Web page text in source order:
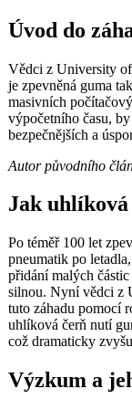
Úvod do
Vědci z University
je zpevněná guma
masivních
výpočetního času,
bezpečnějších a
Autor původního
Jak
Po téměř 100 let
pneumatik po
přidání malých
silnou. Nyní vědci z
tuto záhadu pomocí
uhlíková čerň nutí
což dramaticky
Výzkum a